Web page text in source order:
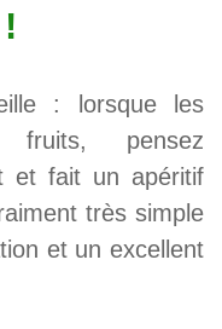
: lorsque les
pensez
et fait un apéritif
très simple
et un excellent